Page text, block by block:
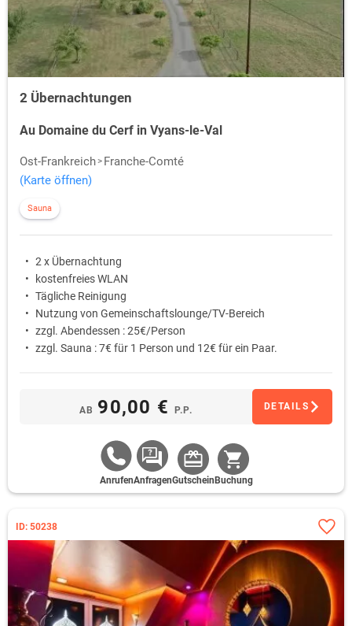
2 Übernachtungen
Au Domaine du Cerf in Vyans-le-Val
Ost-Frankreich
Franche-Comté
(Karte öffnen)
Sauna
2 x Übernachtung
kostenfreies WLAN
Tägliche Reinigung
Nutzung von Gemeinschaftslounge/TV-Bereich
zzgl. Abendessen : 25€/Person
zzgl. Sauna : 7€ für 1 Person und 12€ für ein Paar.
AB 90,00 € P.P. DETAILS
AnrufenAnfragenGutschein Buchung
ID: 50238